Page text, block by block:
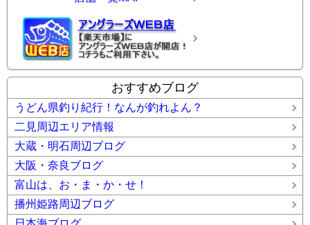
おすすめブログ
うどん県釣り紀行！なんが釣れよん？
二見周辺エリア情報
大蔵・明石周辺ブログ
大阪・奈良ブログ
富山は、お・ま・か・せ！
播州姫路周辺ブログ